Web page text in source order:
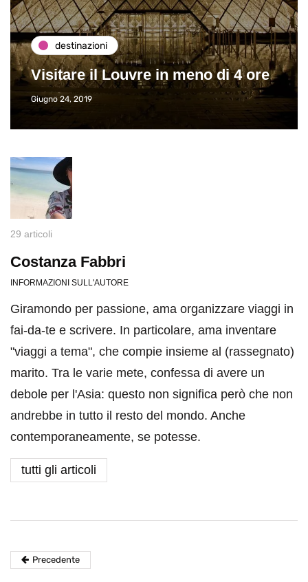
destinazioni
Visitare il Louvre in meno di 4 ore
Giugno 24, 2019
29 articoli
Costanza Fabbri
INFORMAZIONI SULL'AUTORE
Giramondo per passione, ama organizzare viaggi in
fai-da-te e scrivere. In particolare, ama inventare
"viaggi a tema", che compie insieme al (rassegnato)
marito. Tra le varie mete, confessa di avere un
debole per l'Asia: questo non significa però che non
andrebbe in tutto il resto del mondo. Anche
contemporaneamente, se potesse.
tutti gli articoli
Precedente